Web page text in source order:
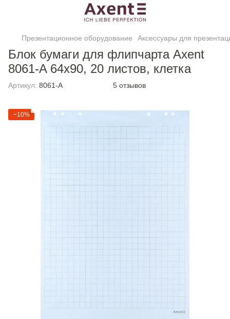
Презентационное оборудование Аксессуары для
Блок бумаги для флипчарта Axent
8061-A 64х90, 20 листов, клетка
Артикул: 8061-A 5 отзывов
−10%